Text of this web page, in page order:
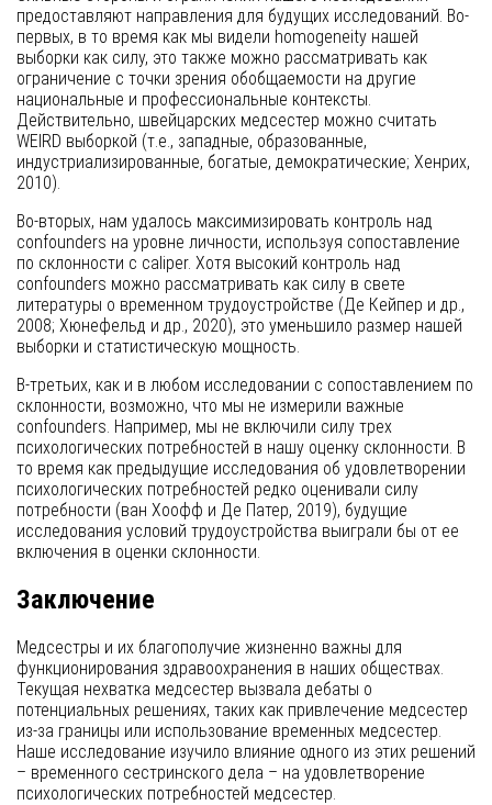
предоставляют направления для будущих исследований. Во-
первых, в то время как мы видели homogeneity нашей
выборки как силу, это также можно рассматривать как
ограничение с точки зрения обобщаемости на другие
национальные и профессиональные контексты.
Действительно, швейцарских медсестер можно считать
WEIRD выборкой (т.е., западные, образованные,
индустриализированные, богатые, демократические; Хенрих,
2010).
Во-вторых, нам удалось максимизировать контроль над
confounders на уровне личности, используя сопоставление
по склонности с caliper. Хотя высокий контроль над
confounders можно рассматривать как силу в свете
литературы о временном трудоустройстве (Де Кейпер и др.,
2008; Хюнефельд и др., 2020), это уменьшило размер нашей
выборки и статистическую мощность.
В-третьих, как и в любом исследовании с сопоставлением по
склонности, возможно, что мы не измерили важные
confounders. Например, мы не включили силу трех
психологических потребностей в нашу оценку склонности. В
то время как предыдущие исследования об удовлетворении
психологических потребностей редко оценивали силу
потребности (ван Хоофф и Де Патер, 2019), будущие
исследования условий трудоустройства выиграли бы от ее
включения в оценки склонности.
Заключение
Медсестры и их благополучие жизненно важны для
функционирования здравоохранения в наших обществах.
Текущая нехватка медсестер вызвала дебаты о
потенциальных решениях, таких как привлечение медсестер
из-за границы или использование временных медсестер.
Наше исследование изучило влияние одного из этих решений
– временного сестринского дела – на удовлетворение
психологических потребностей медсестер.